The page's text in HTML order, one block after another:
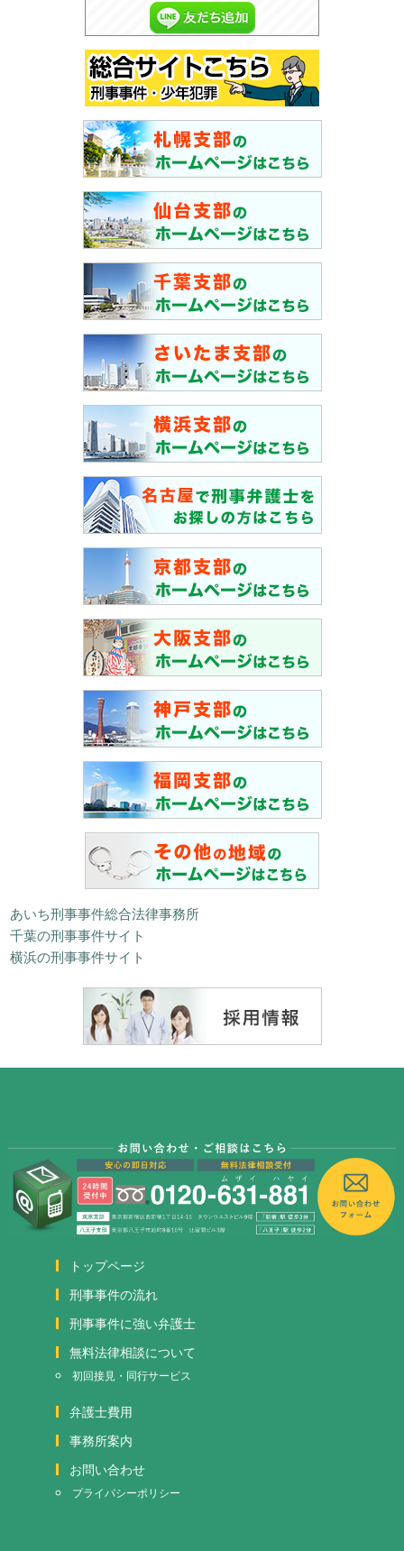
あいち刑事事件総合法律事務所
千葉の刑事事件サイト
横浜の刑事事件サイト
トップページ
刑事事件の流れ
刑事事件に強い弁護士
無料法律相談について
初回接見・同行サービス
弁護士費用
事務所案内
お問い合わせ
プライバシーポリシー